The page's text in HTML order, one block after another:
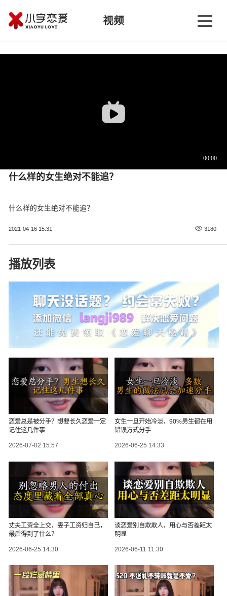
视频
什么样的女生绝对不能追？
什么样的女生绝对不能追？
2021-04-16 15:31 3180
播放列表
恋爱总是被分手？想要长久恋爱一定
记住这几件事
2026-07-02 15:57
女生一旦开始冷淡，90%男生都在用
错误方式分手
2026-06-25 14:33
丈夫工资全上交，妻子工资归自己，
最后得到了什么？
2026-06-25 14:30
谈恋爱别自欺欺人，用心与否差距太
明显
2026-06-11 11:30